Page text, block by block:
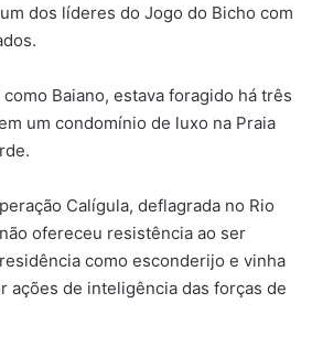
dos líderes do Jogo do Bicho com
Baiano, estava foragido há três
um condomínio de luxo na Praia
Calígula, deflagrada no Rio
ofereceu resistência ao ser
como esconderijo e vinha
ações de inteligência das forças de